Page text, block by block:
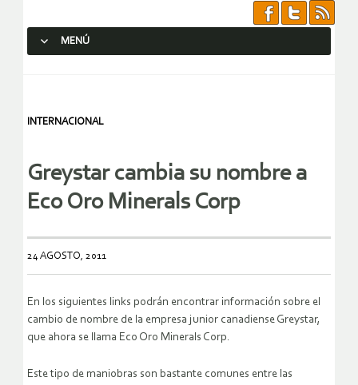
MENÚ
INTERNACIONAL
Greystar cambia su nombre a
Eco Oro Minerals Corp
24 AGOSTO, 2011
En los siguientes links podrán encontrar información sobre el
cambio de nombre de la empresa junior canadiense Greystar,
que ahora se llama Eco Oro Minerals Corp.
Este tipo de maniobras son bastante comunes entre las